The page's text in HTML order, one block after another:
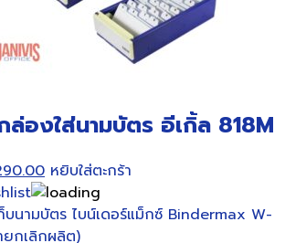
ล่องใส่นามบัตร อีเกิ้ล 818M
Current
price
is:
฿290.00.
หยิบใส่ตะกร้า